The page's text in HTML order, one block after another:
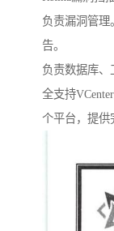
负责漏洞管
告。
负责数据库、
全支持
个平台，提供